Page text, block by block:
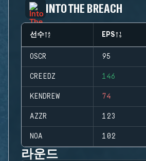
INTO THE BREACH
선수 EPS
OSCR 95
CREEDZ 146
KENDREW 74
AZZR 123
NOA 102
라운드